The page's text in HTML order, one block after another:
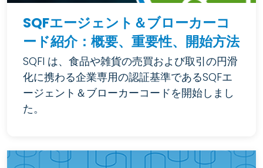
SQFエージェント＆ブローカーコ
ード紹介：概要、重要性、開始方法
SQFI は、食品や雑貨の売買および取引の円滑
化に携わる企業専用の認証基準であるSQFエ
ージェント＆ブローカーコードを開始しまし
た。